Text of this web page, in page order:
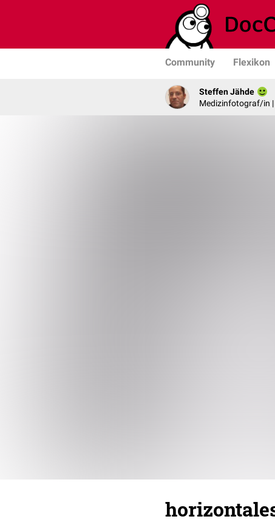
Community Flexikon
Steffen Jähde
Medizinfotograf/in |